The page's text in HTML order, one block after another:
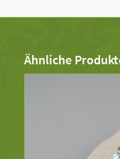
Ähnliche